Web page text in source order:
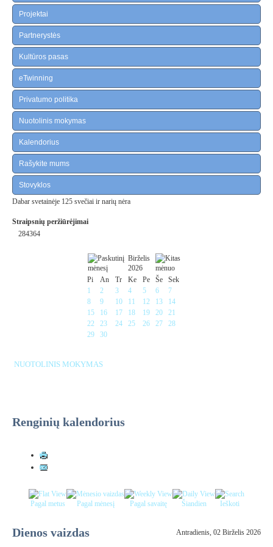
Projektai
Partnerystės
Kultūros pasas
eTwinning
Privatumo politika
Nuotolinis mokymas
Kalendorius
Rašykite mums
Stovyklos
Dabar svetainėje 125 svečiai ir narių nėra
Straipsnių peržiūrėjimai
284364
Birželis
2026
Pi
An Tr Ke Pe Še
Sek
1
2 3 4 5 6
7
8
9 10 11 12 13
14
15
16 17 18 19 20
21
22
23 24 25 26 27
28
29
30
NUOTOLINIS MOKYMAS
Renginių kalendorius
Pagal metus Pagal mėnesį Pagal savaitę Šiandien Ieškoti
Dienos vaizdas Antradienis, 02 Birželis 2026